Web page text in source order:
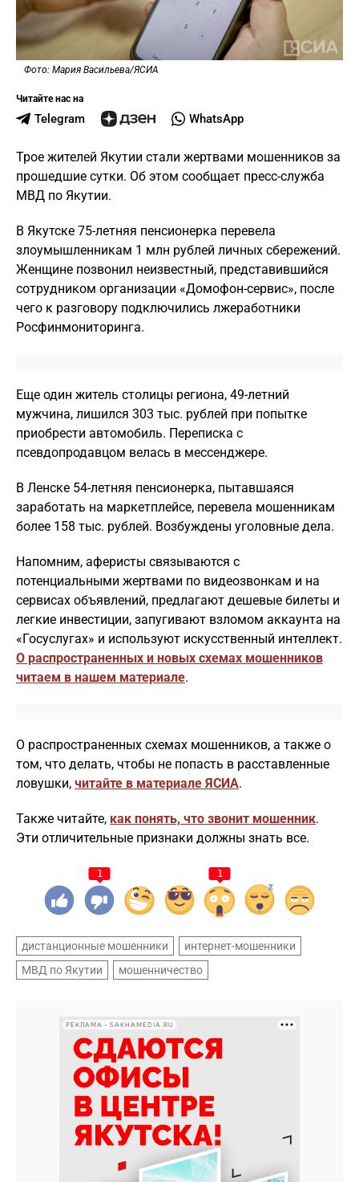
Фото: Мария Васильева/ЯСИА
Читайте нас на
Telegram WhatsApp
Трое жителей Якутии стали жертвами мошенников за
прошедшие сутки. Об этом сообщает пресс-служба
МВД по Якутии.
В Якутске 75-летняя пенсионерка перевела
злоумышленникам 1 млн рублей личных сбережений.
Женщине позвонил неизвестный, представившийся
сотрудником организации «Домофон-сервис», после
чего к разговору подключились лжеработники
Росфинмониторинга.
Еще один житель столицы региона, 49-летний
мужчина, лишился 303 тыс. рублей при попытке
приобрести автомобиль. Переписка с
псевдопродавцом велась в мессенджере.
В Ленске 54-летняя пенсионерка, пытавшаяся
заработать на маркетплейсе, перевела мошенникам
более 158 тыс. рублей. Возбуждены уголовные дела.
Напомним, аферисты связываются с
потенциальными жертвами по видеозвонкам и на
сервисах объявлений, предлагают дешевые билеты и
легкие инвестиции, запугивают взломом аккаунта на
«Госуслугах» и используют искусственный интеллект.
О распространенных и новых схемах мошенников
читаем в нашем материале.
О распространенных схемах мошенников, а также о
том, что делать, чтобы не попасть в расставленные
ловушки, читайте в материале ЯСИА.
Также читайте, как понять, что звонит мошенник.
Эти отличительные признаки должны знать все.
1 1
дистанционные мошенники
интернет-мошенники
МВД по Якутии
мошенничество
РЕКЛАМА • SAKHAMEDIA.RU